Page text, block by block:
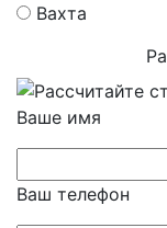
Вахта
Ваше имя
Ваш телефон